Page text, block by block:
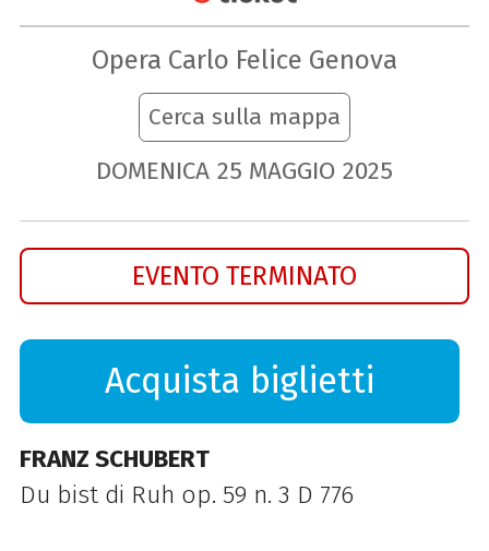
Opera Carlo Felice Genova
Cerca sulla mappa
DOMENICA 25 MAGGIO 2025
EVENTO TERMINATO
Acquista biglietti
FRANZ SCHUBERT
Du bist di Ruh op. 59 n. 3 D 776